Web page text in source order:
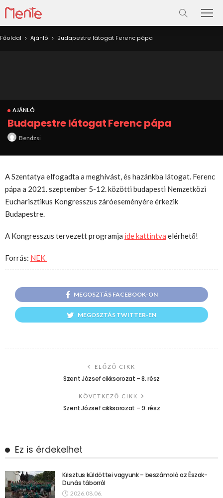
Főoldal Ajánló Budapestre látogat Ferenc pápa
AJÁNLÓ
Budapestre látogat Ferenc pápa
Bendzsi
A Szentatya elfogadta a meghívást, és hazánkba látogat. Ferenc
pápa a 2021. szeptember 5-12. közötti budapesti Nemzetközi
Eucharisztikus Kongresszus záróeseményére érkezik
Budapestre.
A Kongresszus tervezett programja ide kattintva elérhető!
Forrás: NEK
MEGOSZTÁS FACEBOOK-ON
MEGOSZTÁS TWITTER-EN
ELŐZŐ CIKK
Szent József cikksorozat – 8. rész
KÖVETKEZŐ CIKK
Szent József cikksorozat – 9. rész
Ez is érdekelhet
Krisztus küldöttei vagyunk – beszámoló az Észak-
Dunás táborról
2026.08.06.